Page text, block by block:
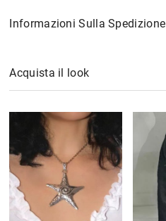
Informazioni Sulla Spedizione
Acquista il look